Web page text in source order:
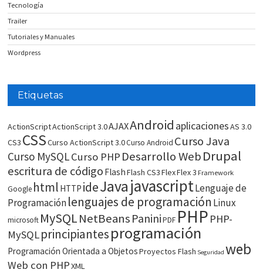
Tecnología
Trailer
Tutoriales y Manuales
Wordpress
Etiquetas
ActionScriptActionScript 3.0AJAXAndroid aplicacionesAS 3.0
CS3 CSSCurso ActionScript 3.0Curso Android Curso Java
Curso MySQLCurso PHP Desarrollo WebDrupal
escritura de código FlashFlash CS3FlexFlex 3 Framework
Google html HTTP ideJavajavascriptLenguaje de
Programaciónlenguajes de programación Linux
microsoft MySQLNetBeans Panini PDF PHP PHP-
MySQLprincipiantesprogramación
Programación Orientada a ObjetosProyectos Flash Seguridad web
Web con PHPXML